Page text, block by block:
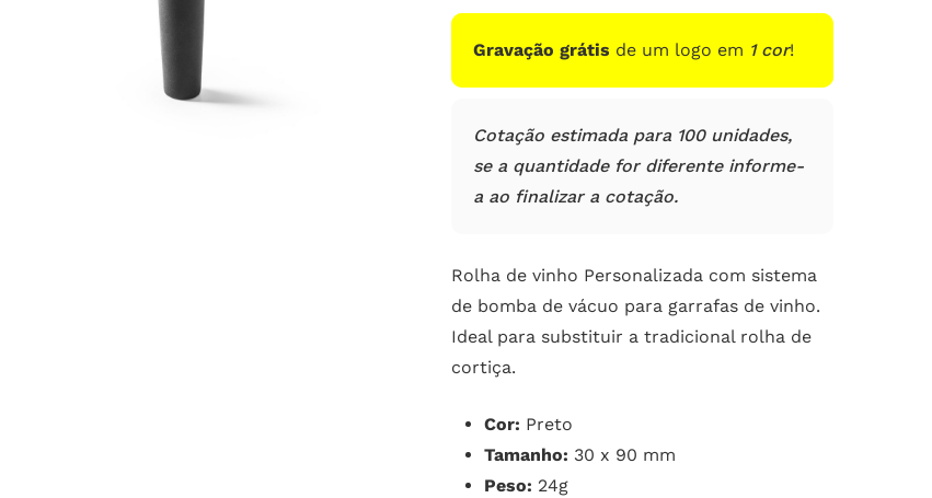
Gravação grátis de um logo em 1 cor!
Cotação estimada para 100 unidades,
se a quantidade for diferente informe-
a ao finalizar a cotação.
Rolha de vinho Personalizada com sistema
de bomba de vácuo para garrafas de vinho.
Ideal para substituir a tradicional rolha de
cortiça.
Cor: Preto
Tamanho: 30 x 90 mm
Peso: 24g